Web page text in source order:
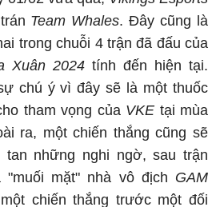
Team Whales . Đây cũng là
trong chuỗi 4 trận đã đấu của
Xuân 2024 tính đến hiện tại.
chú ý vì đây sẽ là một thuốc
tham vọng của VKE tại mùa
ra, một chiến thắng cũng sẽ
những nghi ngờ, sau trận
"muối mặt" nhà vô địch GAM
chiến thắng trước một đối